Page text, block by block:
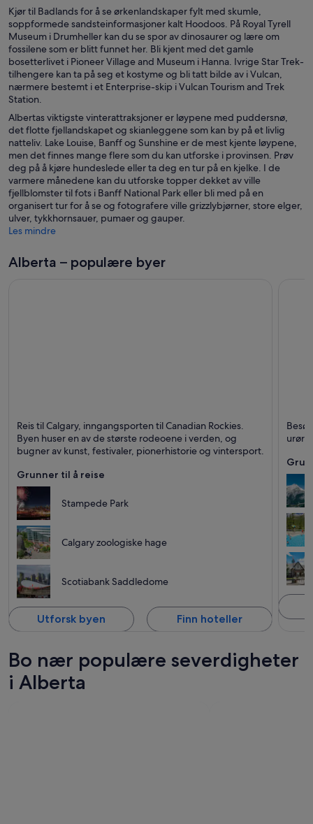
Kjør til Badlands for å se ørkenlandskaper fylt med skumle,
soppformede sandsteinformasjoner kalt Hoodoos. På Royal Tyrell
Museum i Drumheller kan du se spor av dinosaurer og lære om
fossilene som er blitt funnet her. Bli kjent med det gamle
bosetterlivet i Pioneer Village and Museum i Hanna. Ivrige Star Trek-
tilhengere kan ta på seg et kostyme og bli tatt bilde av i Vulcan,
nærmere bestemt i et Enterprise-skip i Vulcan Tourism and Trek
Station.
Albertas viktigste vinterattraksjoner er løypene med puddersnø,
det flotte fjellandskapet og skianleggene som kan by på et livlig
natteliv. Lake Louise, Banff og Sunshine er de mest kjente løypene,
men det finnes mange flere som du kan utforske i provinsen. Prøv
deg på å kjøre hundeslede eller ta deg en tur på en kjelke. I de
varmere månedene kan du utforske topper dekket av ville
fjellblomster til fots i Banff National Park eller bli med på en
organisert tur for å se og fotografere ville grizzlybjørner, store elger,
ulver, tykkhornsauer, pumaer og gauper.
Les mindre
Alberta – populære byer
Kjent for Elver, Teatre og Urbant
Reis til Calgary, inngangsporten til Canadian Rockies.
Byen huser en av de største rodeoene i verden, og
bugner av kunst, festivaler, pionerhistorie og vintersport.
Grunner til å reise
Stampede Park
Calgary zoologiske hage
Scotiabank Saddledome
Utforsk byen Finn hoteller
Bo nær populære severdigheter
i Alberta